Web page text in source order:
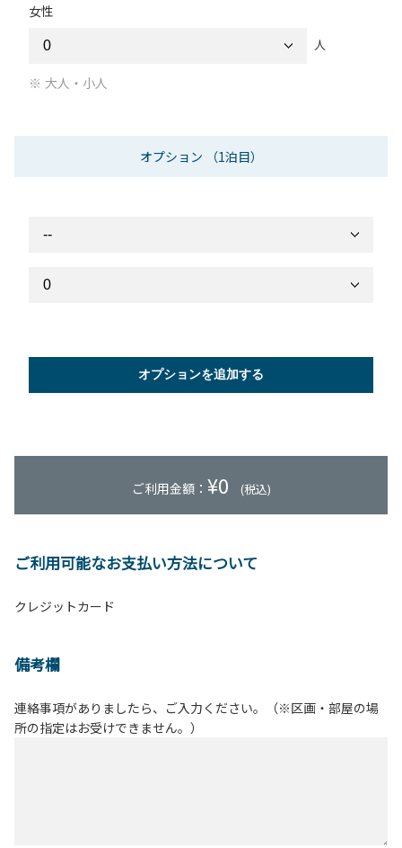
女性
人
大人・小人
オプション （1泊目）
オプションを追加する
ご利用金額： ¥0 (税込)
ご利用可能なお支払い方法について
クレジットカード
備考欄
連絡事項がありましたら、ご入力ください。（※区画・部屋の場
所の指定はお受けできません。）